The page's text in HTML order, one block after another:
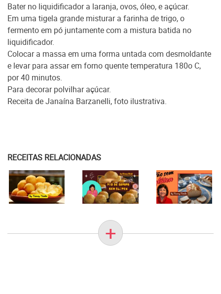
Bater no liquidificador a laranja, ovos, óleo, e açúcar.
Em uma tigela grande misturar a farinha de trigo, o
fermento em pó juntamente com a mistura batida no
liquidificador.
Colocar a massa em uma forma untada com desmoldante
e levar para assar em forno quente temperatura 180o C,
por 40 minutos.
Para decorar polvilhar açúcar.
Receita de Janaína Barzanelli, foto ilustrativa.
RECEITAS RELACIONADAS
+